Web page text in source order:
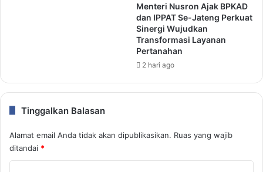
Menteri Nusron Ajak BPKAD
dan IPPAT Se-Jateng Perkuat
Sinergi Wujudkan
Transformasi Layanan
Pertanahan
2 hari ago
Tinggalkan Balasan
Alamat email Anda tidak akan dipublikasikan. Ruas yang wajib
ditandai *